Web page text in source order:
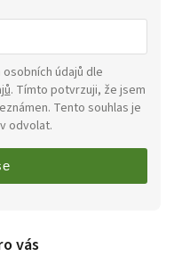
. Tímto potvrzuji, že jsem
Tento souhlas je
odvolat.
vás